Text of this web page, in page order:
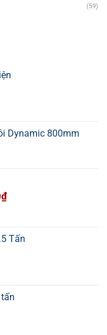
(59)
là:
Dynamic 800mm
₫Giá
là:
37.000.000₫.
Tấn